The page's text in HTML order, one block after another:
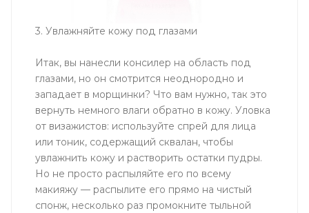
3. Увлажняйте кожу под глазами
Итак, вы нанесли консилер на область под
глазами, но он смотрится неоднородно и
западает в морщинки? Что вам нужно, так это
вернуть немного влаги обратно в кожу. Уловка
от визажистов: используйте спрей для лица
или тоник, содержащий сквалан, чтобы
увлажнить кожу и растворить остатки пудры.
Но не просто распыляйте его по всему
макияжу — распылите его прямо на чистый
спонж, несколько раз промокните тыльной